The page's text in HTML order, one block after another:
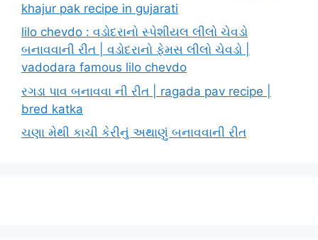
khajur pak recipe in gujarati
lilo chevdo : વડોદરાનો સ્પેશીયલ લીલો ચેવડો
બનાવવાની રીત | વડોદરાનો ફેમસ લીલો ચેવડો |
vadodara famous lilo chevdo
રગડા પાવ બનાવવા ની રીત | ragada pav recipe |
bred katka
ચણા મેથી કાચી કેરીનું અથાણું બનાવવાની રીત